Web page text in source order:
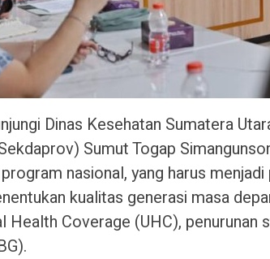
Dinas Kesehatan Sumatera
Sumut Togap
nasional, yang harus
kualitas generasi masa
Health Coverage (UHC), penurunan